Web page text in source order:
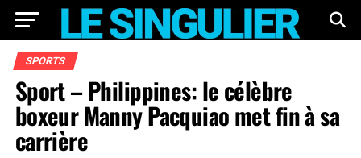
SPORTS
Sport – Philippines: le célèbre
boxeur Manny Pacquiao met fin à sa
carrière